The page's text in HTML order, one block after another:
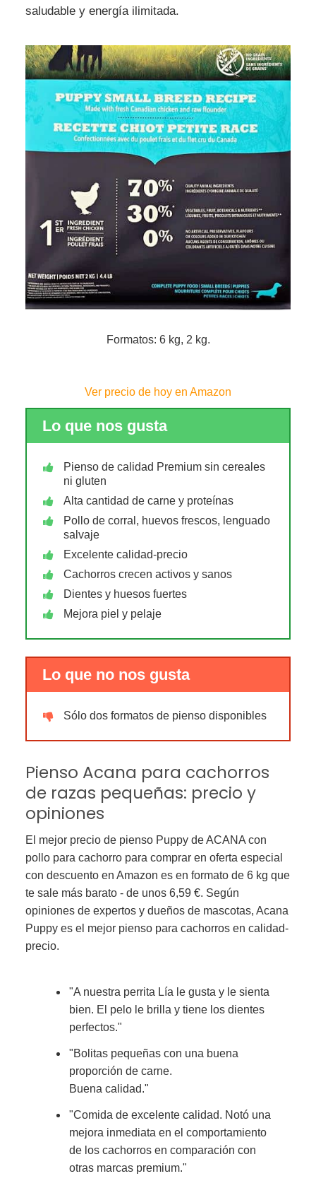
saludable y energía ilimitada.
Formatos: 6 kg, 2 kg.
Ver precio de hoy en Amazon
Lo que nos gusta
Pienso de calidad Premium sin cereales
ni gluten
Alta cantidad de carne y proteínas
Pollo de corral, huevos frescos, lenguado
salvaje
Excelente calidad-precio
Cachorros crecen activos y sanos
Dientes y huesos fuertes
Mejora piel y pelaje
Lo que no nos gusta
Sólo dos formatos de pienso disponibles
Pienso Acana para cachorros
de razas pequeñas: precio y
opiniones
El mejor precio de pienso Puppy de ACANA con
pollo para cachorro para comprar en oferta especial
con descuento en Amazon es en formato de 6 kg que
te sale más barato - de unos 6,59 €. Según
opiniones de expertos y dueños de mascotas, Acana
Puppy es el mejor pienso para cachorros en calidad-
precio.
"A nuestra perrita Lía le gusta y le sienta
bien. El pelo le brilla y tiene los dientes
perfectos."
"Bolitas pequeñas con una buena
proporción de carne.
Buena calidad."
"Comida de excelente calidad. Notó una
mejora inmediata en el comportamiento
de los cachorros en comparación con
otras marcas premium."